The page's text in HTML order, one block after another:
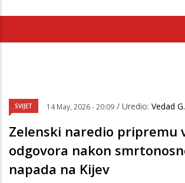
SVIJET 14 May, 2026 - 20:09 / Uredio: Vedad G.
Zelenski naredio pripremu
odgovora nakon
napada na Kijev